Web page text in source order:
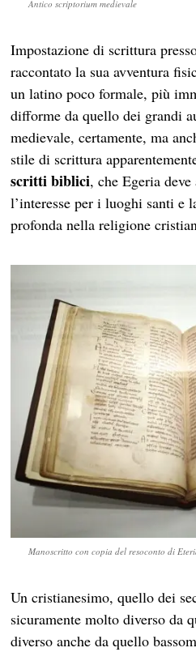
Antico scriptorium medievale
Impostazione di scrittura
raccontato la sua avventura
un latino poco formale, più
difforme da quello dei grandi
medievale, certamente, ma
stile di scrittura
scritti biblici, che Egeria
l’interesse per i luoghi santi e
profonda nella religione
Manoscritto con copia del resoconto di
Un cristianesimo, quello dei
sicuramente molto diverso da
diverso anche da quello